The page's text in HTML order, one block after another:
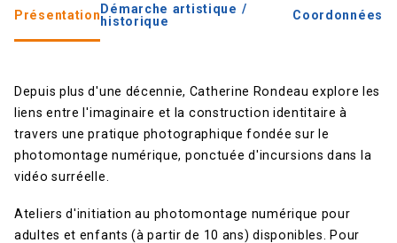
PrésentationDémarche artistique /
historique
Coordonnées
Depuis plus d'une décennie, Catherine Rondeau explore les
liens entre l'imaginaire et la construction identitaire à
travers une pratique photographique fondée sur le
photomontage numérique, ponctuée d'incursions dans la
vidéo surréelle.
Ateliers d'initiation au photomontage numérique pour
adultes et enfants (à partir de 10 ans) disponibles. Pour